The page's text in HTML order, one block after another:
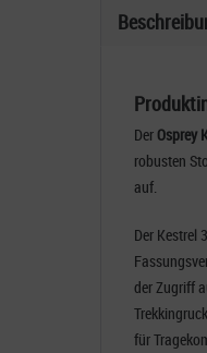
Der Osprey
robusten
auf.
Der Kestrel
der Zugriff
für